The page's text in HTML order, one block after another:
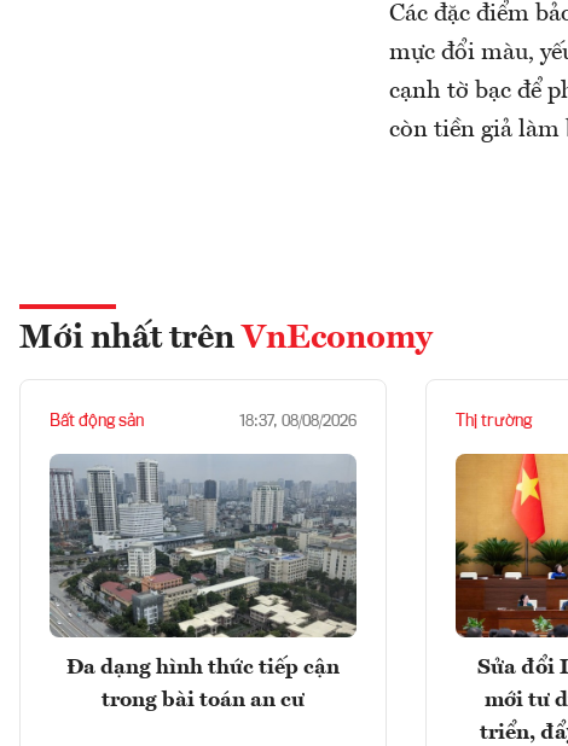
Các đặc điểm
mực đổi màu,
cạnh tờ bạc để
còn tiền giả làm
Mới nhất trên VnEconomy
Bất động sản 18:37, 08/08/2026
Đa dạng hình thức tiếp cận
trong bài toán an cư
Thị trường
Sửa đổi
mới tư
triển,